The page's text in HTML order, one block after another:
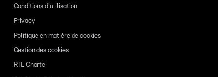
Conditions d'utilisation
Privacy
Politique en matière de cookies
Gestion des cookies
RTL Charte